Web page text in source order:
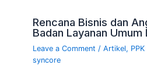
Rencana Bisnis dan
Badan Layanan Umum
Leave a Comment /Artikel, PPK
syncore